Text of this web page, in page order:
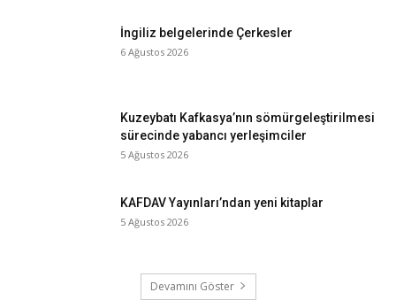
İngiliz belgelerinde Çerkesler
6 Ağustos 2026
Kuzeybatı Kafkasya’nın sömürgeleştirilmesi
sürecinde yabancı yerleşimciler
5 Ağustos 2026
KAFDAV Yayınları’ndan yeni kitaplar
5 Ağustos 2026
Devamını Göster